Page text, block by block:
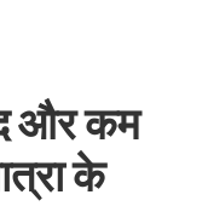
और कम
के